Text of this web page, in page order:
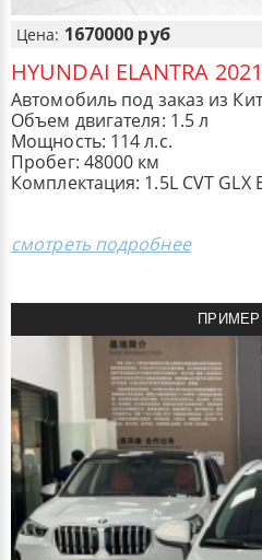
Цена: 1670000 руб
HYUNDAI ELANTRA 2021
Автомобиль под заказ из
Объем двигателя: 1.5 л
Мощность: 114 л.с.
Пробег: 48000 км
Комплектация: 1.5L CVT GLX
смотреть подробнее
ПРИМЕР